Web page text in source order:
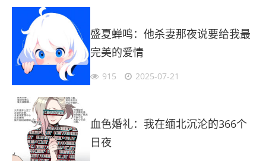
盛夏蝉鸣：他杀妻那夜说要给我最
完美的爱情
915 2025-07-21
血色婚礼：我在缅北沉沦的366个
日夜